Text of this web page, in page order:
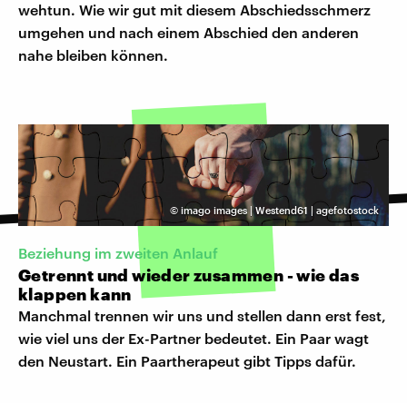
wehtun. Wie wir gut mit diesem Abschiedsschmerz
umgehen und nach einem Abschied den anderen
nahe bleiben können.
© imago images | Westend61 | agefotostock
Beziehung im zweiten Anlauf
Getrennt und wieder zusammen - wie das
klappen kann
Manchmal trennen wir uns und stellen dann erst fest,
wie viel uns der Ex-Partner bedeutet. Ein Paar wagt
den Neustart. Ein Paartherapeut gibt Tipps dafür.